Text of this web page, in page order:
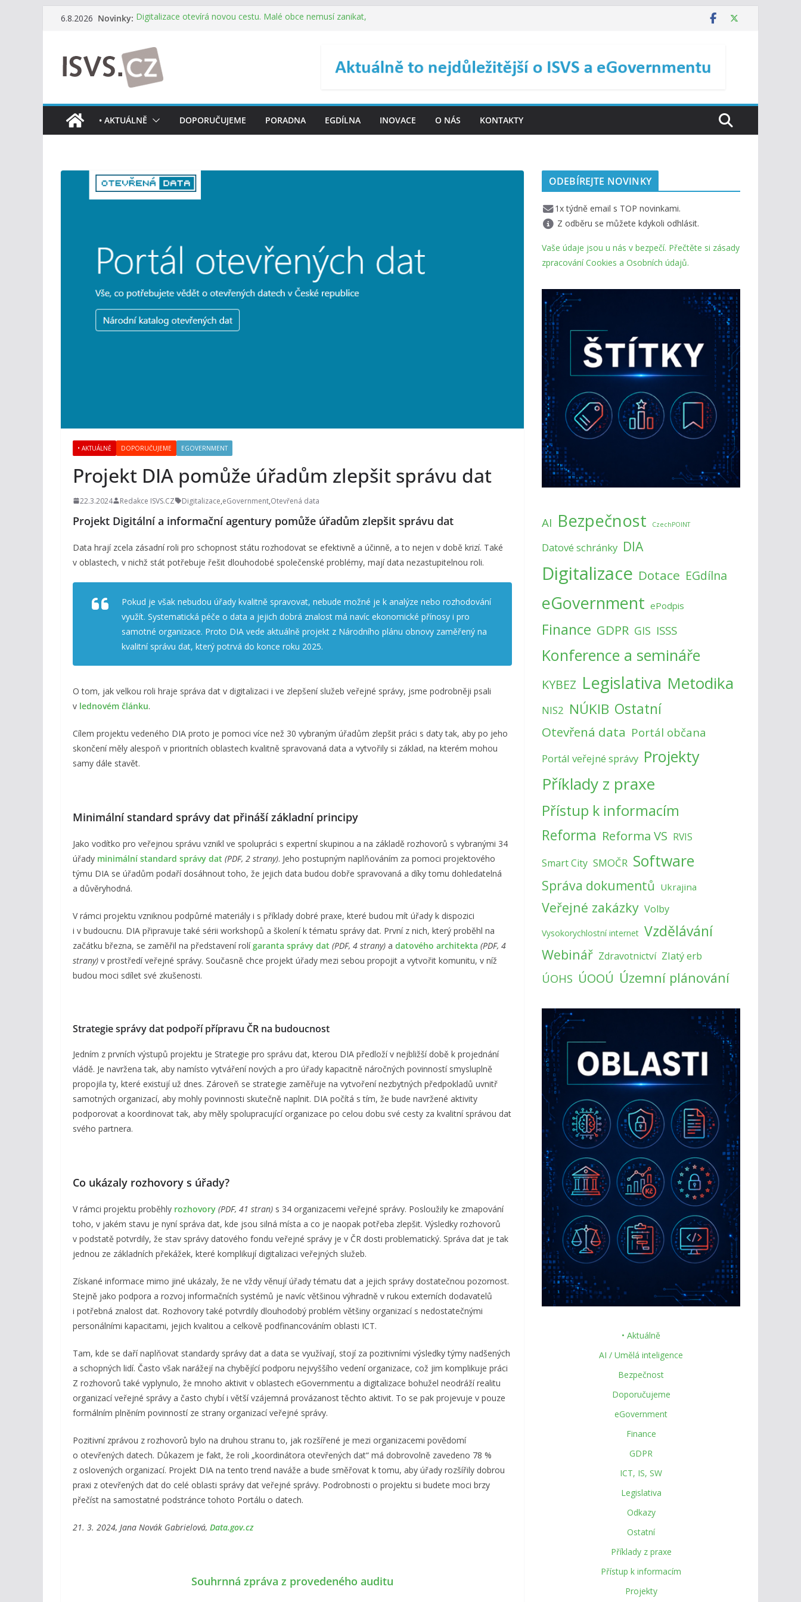
Přeskočit
6.8.2026 Novinky: Digitalizace otevírá novou cestu. Malé obce nemusí zanikat,
testování digitálních služeb
DIA: Informační systém dlouhodobého řízení (ISDŘ) je od
července v plném provozu
RVIS – Výbor pro architekturu a řízení ICT zveřejnil materiály
z nového jednání
Informace o obcích vždy po ruce. SMS ČR spouští novou
mobilní aplikaci
• AKTUÁLNĚ DOPORUČUJEME PORADNA EGDÍLNA INOVACE O NÁS KONTAKTY
• AKTUÁLNĚ DOPORUČUJEME EGOVERNMENT
Projekt DIA pomůže úřadům zlepšit správu dat
22.3.2024 Redakce ISVS.CZ Digitalizace,eGovernment,Otevřená data
Projekt Digitální a informační agentury pomůže úřadům zlepšit správu dat
Data hrají zcela zásadní roli pro schopnost státu rozhodovat se efektivně a účinně, a to nejen v době krizí. Také
v oblastech, v nichž stát potřebuje řešit dlouhodobé společenské problémy, mají data nezastupitelnou roli.
Pokud je však nebudou úřady kvalitně spravovat, nebude možné je k analýze nebo rozhodování
využít. Systematická péče o data a jejich dobrá znalost má navíc ekonomické přínosy i pro
samotné organizace. Proto DIA vede aktuálně projekt z Národního plánu obnovy zaměřený na
kvalitní správu dat, který potrvá do konce roku 2025.
O tom, jak velkou roli hraje správa dat v digitalizaci i ve zlepšení služeb veřejné správy, jsme podrobněji psali
v lednovém článku.
Cílem projektu vedeného DIA proto je pomoci více než 30 vybraným úřadům zlepšit práci s daty tak, aby po jeho
skončení měly alespoň v prioritních oblastech kvalitně spravovaná data a vytvořily si základ, na kterém mohou
samy dále stavět.
Minimální standard správy dat přináší základní principy
Jako vodítko pro veřejnou správu vznikl ve spolupráci s expertní skupinou a na základě rozhovorů s vybranými 34
úřady minimální standard správy dat (PDF, 2 strany). Jeho postupným naplňováním za pomoci projektového
týmu DIA se úřadům podaří dosáhnout toho, že jejich data budou dobře spravovaná a díky tomu dohledatelná
a důvěryhodná.
V rámci projektu vzniknou podpůrné materiály i s příklady dobré praxe, které budou mít úřady k dispozici
i v budoucnu. DIA připravuje také sérii workshopů a školení k tématu správy dat. První z nich, který proběhl na
začátku března, se zaměřil na představení rolígaranta správy dat (PDF, 4 strany) a datového architekta (PDF, 4
strany) v prostředí veřejné správy. Současně chce projekt úřady mezi sebou propojit a vytvořit komunitu, v níž
budou moci sdílet své zkušenosti.
Strategie správy dat podpoří přípravu ČR na budoucnost
Jedním z prvních výstupů projektu je Strategie pro správu dat, kterou DIA předloží v nejbližší době k projednání
vládě. Je navržena tak, aby namísto vytváření nových a pro úřady kapacitně náročných povinností smysluplně
propojila ty, které existují už dnes. Zároveň se strategie zaměřuje na vytvoření nezbytných předpokladů uvnitř
samotných organizací, aby mohly povinnosti skutečně naplnit. DIA počítá s tím, že bude navržené aktivity
podporovat a koordinovat tak, aby měly spolupracující organizace po celou dobu své cesty za kvalitní správou dat
svého partnera.
Co ukázaly rozhovory s úřady?
V rámci projektu proběhly rozhovory (PDF, 41 stran) s 34 organizacemi veřejné správy. Posloužily ke zmapování
toho, v jakém stavu je nyní správa dat, kde jsou silná místa a co je naopak potřeba zlepšit. Výsledky rozhovorů
v podstatě potvrdily, že stav správy datového fondu veřejné správy je v ČR dosti problematický. Správa dat je tak
jednou ze základních překážek, které komplikují digitalizaci veřejných služeb.
Získané informace mimo jiné ukázaly, že ne vždy věnují úřady tématu dat a jejich správy dostatečnou pozornost.
Stejně jako podpora a rozvoj informačních systémů je navíc většinou výhradně v rukou externích dodavatelů
i potřebná znalost dat. Rozhovory také potvrdily dlouhodobý problém většiny organizací s nedostatečnými
personálními kapacitami, jejich kvalitou a celkově podfinancováním oblasti ICT.
Tam, kde se daří naplňovat standardy správy dat a data se využívají, stojí za pozitivními výsledky týmy nadšených
a schopných lidí. Často však narážejí na chybějící podporu nejvyššího vedení organizace, což jim komplikuje práci
Z rozhovorů také vyplynulo, že mnoho aktivit v oblastech eGovernmentu a digitalizace bohužel neodráží realitu
organizací veřejné správy a často chybí i větší vzájemná provázanost těchto aktivit. To se pak projevuje v pouze
formálním plněním povinností ze strany organizací veřejné správy.
Pozitivní zprávou z rozhovorů bylo na druhou stranu to, jak rozšířené je mezi organizacemi povědomí
o otevřených datech. Důkazem je fakt, že roli „koordinátora otevřených dat“ má dobrovolně zavedeno 78 %
z oslovených organizací. Projekt DIA na tento trend naváže a bude směřovat k tomu, aby úřady rozšířily dobrou
praxi z otevřených dat do celé oblasti správy dat veřejné správy. Podrobnosti o projektu si budete moci brzy
přečíst na samostatné podstránce tohoto Portálu o datech.
21. 3. 2024, Jana Novák Gabrielová, Data.gov.cz
Souhrnná zpráva z provedeného auditu
ODEBÍREJTE NOVINKY
1x týdně email s TOP novinkami.
Z odběru se můžete kdykoli odhlásit.
Vaše údaje jsou u nás v bezpečí. Přečtěte si zásady
zpracování Cookies a Osobních údajů.
AI Bezpečnost CzechPOINT
Datové schránky DIA
Digitalizace Dotace EGdílna
eGovernment ePodpis
Finance GDPR GIS ISSS
Konference a semináře
KYBEZ Legislativa Metodika
NIS2 NÚKIB Ostatní
Otevřená data Portál občana
Portál veřejné správy Projekty
Příklady z praxe
Přístup k informacím
Reforma Reforma VS RVIS
Smart City SMOČR Software
Správa dokumentů Ukrajina
Veřejné zakázky Volby
Vysokorychlostní internet Vzdělávání
Webinář Zdravotnictví Zlatý erb
ÚOHS ÚOOÚ Územní plánování
• Aktuálně
AI / Umělá inteligence
Bezpečnost
Doporučujeme
eGovernment
Finance
GDPR
ICT, IS, SW
Legislativa
Odkazy
Ostatní
Příklady z praxe
Přístup k informacím
Projekty